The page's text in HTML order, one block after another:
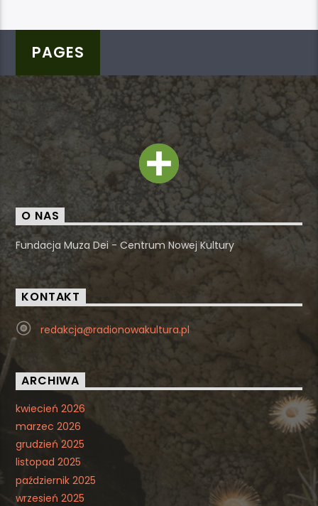
PAGES
O NAS
Fundacja Muza Dei - Centrum Nowej Kultury
KONTAKT
redakcja@radionowakultura.pl
ARCHIWA
kwiecień 2026
marzec 2026
grudzień 2025
listopad 2025
październik 2025
wrzesień 2025